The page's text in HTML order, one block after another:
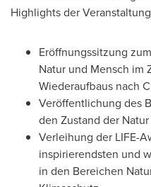
Highlights der
Eröffnungssitzung
Natur und Mensch im
Wiederaufbaus nach
Veröffentlichung des
den Zustand der Natur
Verleihung der LIFE-
inspirierendsten und
in den Bereichen